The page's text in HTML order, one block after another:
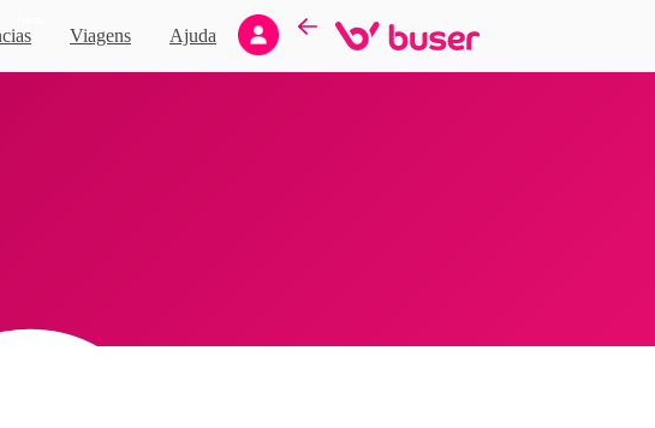
Viagens Ajuda